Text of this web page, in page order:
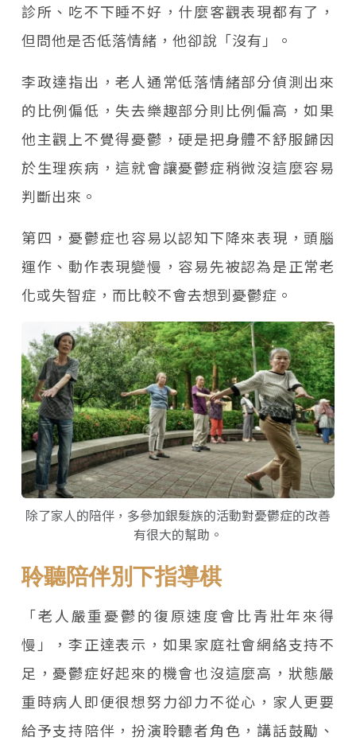
診所、吃不下睡不好，什麼客觀表現都有了，
但問他是否低落情緒，他卻說「沒有」。
李政達指出，老人通常低落情緒部分偵測出來
的比例偏低，失去樂趣部分則比例偏高，如果
他主觀上不覺得憂鬱，硬是把身體不舒服歸因
於生理疾病，這就會讓憂鬱症稍微沒這麼容易
判斷出來。
第四，憂鬱症也容易以認知下降來表現，頭腦
運作、動作表現變慢，容易先被認為是正常老
化或失智症，而比較不會去想到憂鬱症。
除了家人的陪伴，多參加銀髮族的活動對憂鬱症的改善
有很大的幫助。
聆聽陪伴別下指導棋
「老人嚴重憂鬱的復原速度會比青壯年來得
慢」，李正達表示，如果家庭社會網絡支持不
足，憂鬱症好起來的機會也沒這麼高，狀態嚴
重時病人即便很想努力卻力不從心，家人更要
給予支持陪伴，扮演聆聽者角色，講話鼓勵、